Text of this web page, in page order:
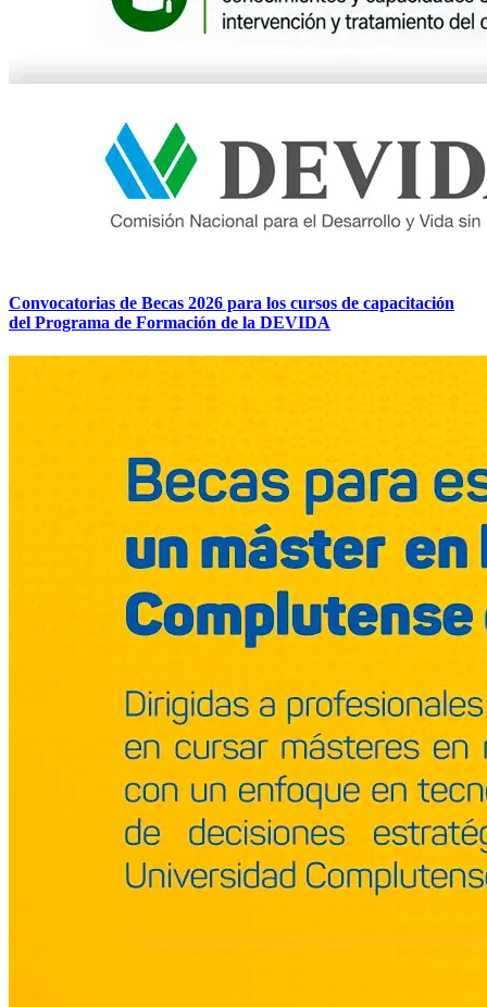
Convocatorias de Becas 2026 para los cursos de capacitación
del Programa de Formación de la DEVIDA